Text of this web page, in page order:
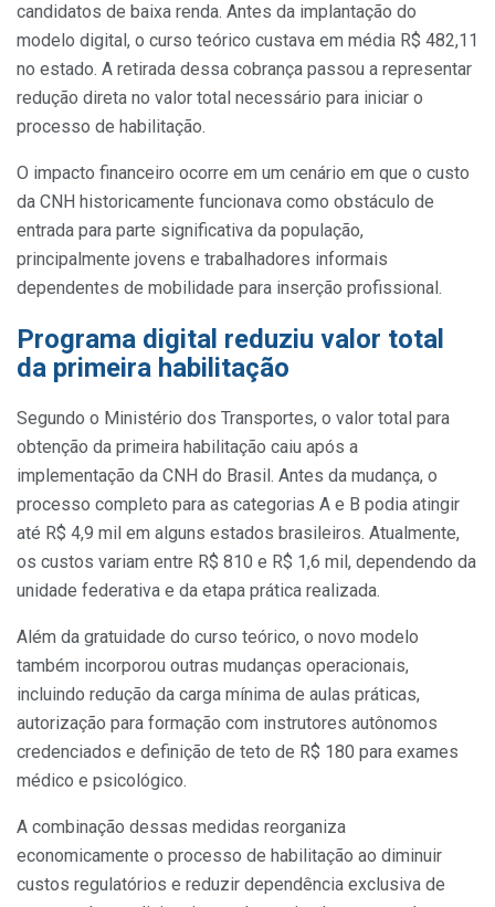
candidatos de baixa renda. Antes da implantação do
modelo digital, o curso teórico custava em média R$ 482,11
no estado. A retirada dessa cobrança passou a representar
redução direta no valor total necessário para iniciar o
processo de habilitação.
O impacto financeiro ocorre em um cenário em que o custo
da CNH historicamente funcionava como obstáculo de
entrada para parte significativa da população,
principalmente jovens e trabalhadores informais
dependentes de mobilidade para inserção profissional.
Programa digital reduziu valor total
da primeira habilitação
Segundo o Ministério dos Transportes, o valor total para
obtenção da primeira habilitação caiu após a
implementação da CNH do Brasil. Antes da mudança, o
processo completo para as categorias A e B podia atingir
até R$ 4,9 mil em alguns estados brasileiros. Atualmente,
os custos variam entre R$ 810 e R$ 1,6 mil, dependendo da
unidade federativa e da etapa prática realizada.
Além da gratuidade do curso teórico, o novo modelo
também incorporou outras mudanças operacionais,
incluindo redução da carga mínima de aulas práticas,
autorização para formação com instrutores autônomos
credenciados e definição de teto de R$ 180 para exames
médico e psicológico.
A combinação dessas medidas reorganiza
economicamente o processo de habilitação ao diminuir
custos regulatórios e reduzir dependência exclusiva de